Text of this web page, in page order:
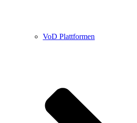
VoD Plattformen